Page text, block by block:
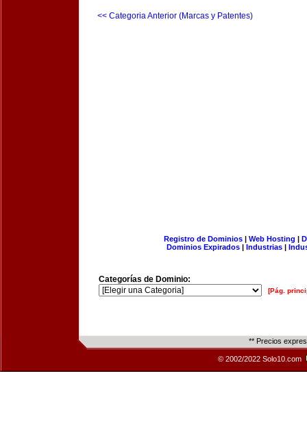
<< Categoria Anterior (Marcas y Patentes)
Registro de Dominios| Web Hosting |
Dominios Expirados | Industrias |
Categorías de Dominio:
[Pág.
** Precios
© 2002/2022 Solo10.com